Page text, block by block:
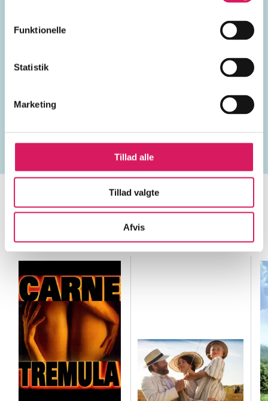
Funktionelle
Statistik
Marketing
Tillad alle
Tillad valgte
Afvis
Spanien